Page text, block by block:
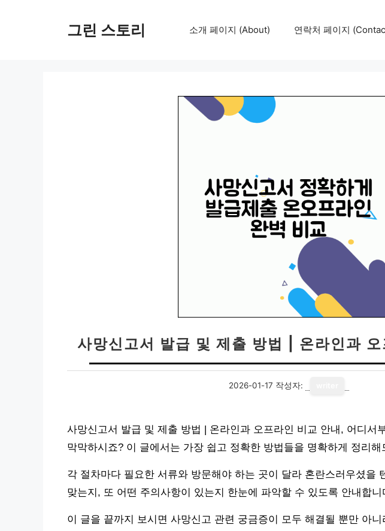
그린 스토리 소개 페이지 (About) 연락처 페이지
사망신고서 발급 및 제출 방법 | 온라인과 오
2026-01-17 작성자:
사망신고서 발급 및 제출 방법 | 온라인과 오프라인 비교 안내, 어디서
막막하시죠? 이 글에서는 가장 쉽고 정확한 방법들을 명확하게 정리해
각 절차마다 필요한 서류와 방문해야 하는 곳이 달라 혼란스러우셨을
맞는지, 또 어떤 주의사항이 있는지 한눈에 파악할 수 있도록 안내합니
이 글을 끝까지 보시면 사망신고 관련 궁금증이 모두 해결될 뿐만 아